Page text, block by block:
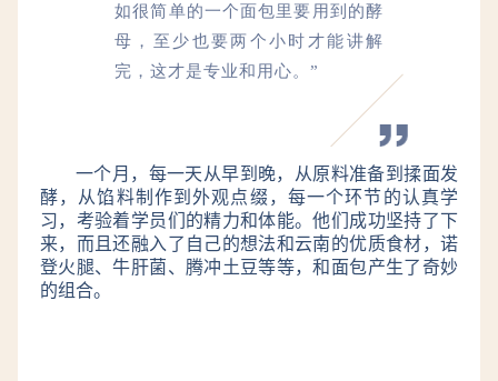
如很简单的一个面包里要用到的酵
母，至少也要两个小时才能讲解
完，这才是专业和用心。”
一个月，每一天从早到晚，从原料准备到揉面发
酵，从馅料制作到外观点缀，每一个环节的认真学
习，考验着学员们的精力和体能。他们成功坚持了下
来，而且还融入了自己的想法和云南的优质食材，诺
登火腿、牛肝菌、腾冲土豆等等，和面包产生了奇妙
的组合。